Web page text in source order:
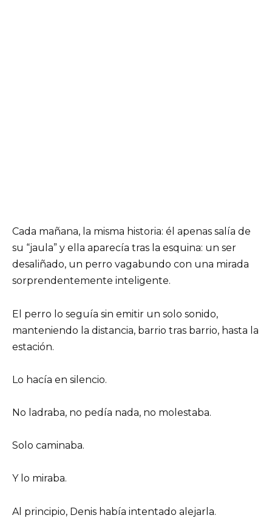
Cada mañana, la misma historia: él apenas salía de
su “jaula” y ella aparecía tras la esquina: un ser
desaliñado, un perro vagabundo con una mirada
sorprendentemente inteligente.
El perro lo seguía sin emitir un solo sonido,
manteniendo la distancia, barrio tras barrio, hasta la
estación.
Lo hacía en silencio.
No ladraba, no pedía nada, no molestaba.
Solo caminaba.
Y lo miraba.
Al principio, Denis había intentado alejarla.